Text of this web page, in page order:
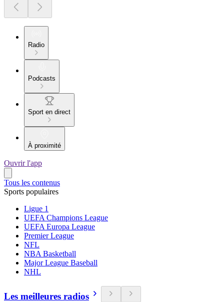
Radio
Podcasts
Sport en direct
À proximité
Ouvrir l'app
Tous les contenus
Sports populaires
Ligue 1
UEFA Champions League
UEFA Europa League
Premier League
NFL
NBA Basketball
Major League Baseball
NHL
Les meilleures radios